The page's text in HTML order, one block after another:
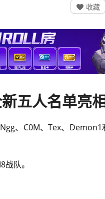
 收藏
五人名单亮
、C0M、Tex、
队。